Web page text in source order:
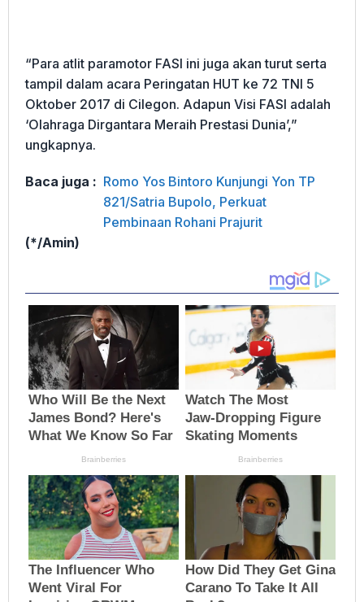
“Para atlit paramotor FASI ini juga akan turut serta
tampil dalam acara Peringatan HUT ke 72 TNI 5
Oktober 2017 di Cilegon. Adapun Visi FASI adalah
‘Olahraga Dirgantara Meraih Prestasi Dunia’,”
ungkapnya.
Baca juga : Romo Yos Bintoro Kunjungi Yon TP
821/Satria Bupolo, Perkuat
Pembinaan Rohani Prajurit
(*/Amin)